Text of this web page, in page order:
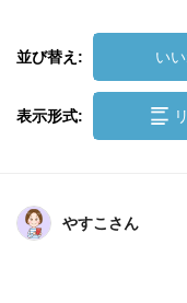
並び替え: い
表示形式:
やすこさん